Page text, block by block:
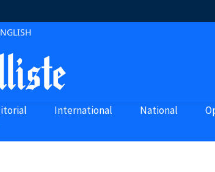
International National